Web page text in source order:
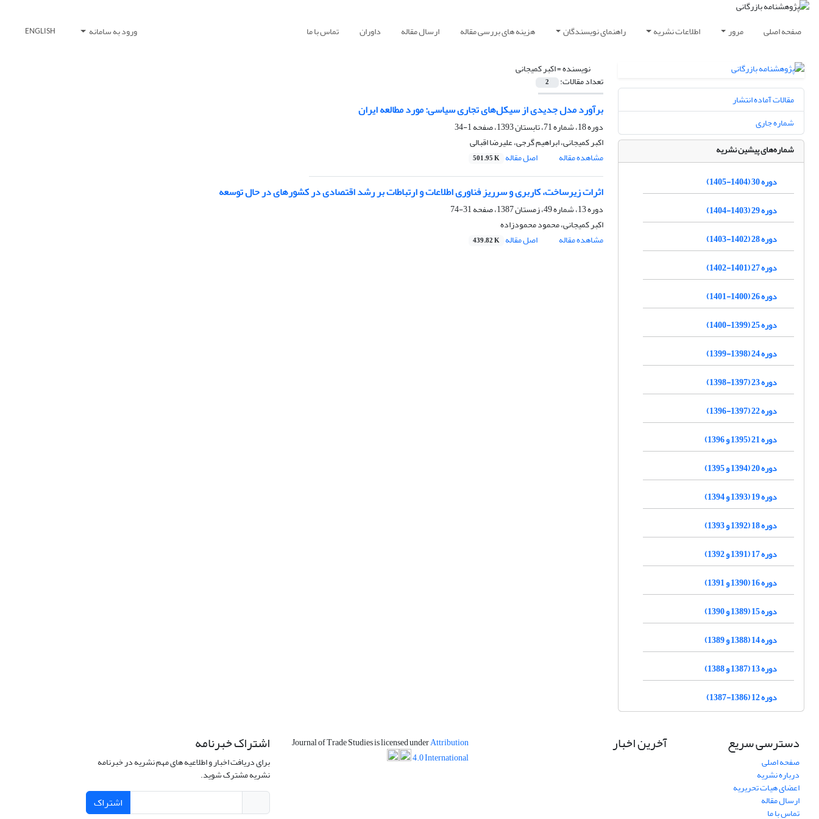
صفحه اصلی مرور اطلاعات نشریه راهنمای نویسندگان هزینه های بررسی مقاله ارسال مقاله داوران تماس با ما ورود به سامانه ENGLISH
نویسنده =اکبر کمیجانی
تعداد مقالات: 2
برآورد مدل جدیدی از سیکل‌های تجاری سیاسی: مورد مطالعه ایران
دوره 18، شماره 71، تابستان 1393، صفحه
1-34
اکبر کمیجانی، ابراهیم گرجی، علیرضا اقبالی
مشاهده مقاله
اصل مقاله 501.95 K
اثرات زیرساخت، کاربری و سرریز فناوری اطلاعات و ارتباطات بر رشد اقتصادی در کشورهای در حال توسعه
دوره 13، شماره 49، زمستان 1387، صفحه
31-74
اکبر کمیجانی، محمود محمودزاده
مشاهده مقاله
اصل مقاله 439.82 K
مقالات آماده انتشار
شماره جاری
شماره‌های پیشین نشریه
دوره 30 (1404-1405)
دوره 29 (1403-1404)
دوره 28 (1402-1403)
دوره 27 (1401-1402)
دوره 26 (1400-1401)
دوره 25 (1399-1400)
دوره 24 (1398-1399)
دوره 23 (1397-1398)
دوره 22 (1397-1396)
دوره 21 (1395 و 1396)
دوره 20 (1394 و 1395)
دوره 19 (1393 و 1394)
دوره 18 (1392 و 1393)
دوره 17 (1391 و 1392)
دوره 16 (1390 و 1391)
دوره 15 (1389 و 1390)
دوره 14 (1388 و 1389)
دوره 13 (1387 و 1388)
دوره 12 (1386-1387)
دسترسی سریع
صفحه اصلی
درباره نشریه
اعضای هیات تحریریه
ارسال مقاله
تماس با ما
آخرین اخبار Journal of Trade Studies is licensed underAttribution
4.0 International
اشتراک خبرنامه
برای دریافت اخبار و اطلاعیه های مهم نشریه در خبرنامه
نشریه مشترک شوید.
اشتراک